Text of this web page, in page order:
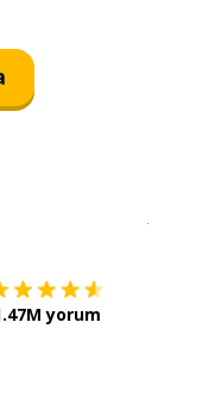
yorum